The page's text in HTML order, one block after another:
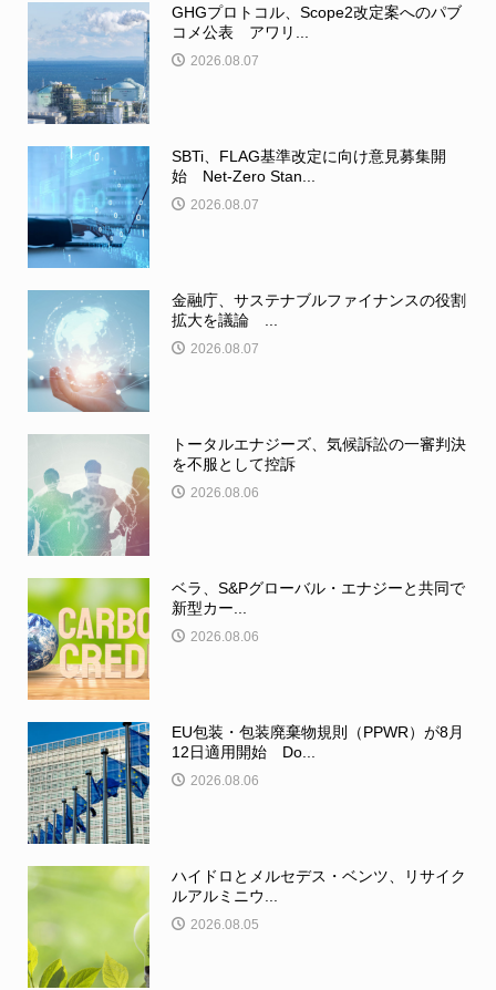
GHGプロトコル、Scope2改定案へのパブ
コメ公表 アワリ...
2026.08.07
SBTi、FLAG基準改定に向け意見募集開
始 Net-Zero Stan...
2026.08.07
金融庁、サステナブルファイナンスの役割
拡大を議論 ...
2026.08.07
トータルエナジーズ、気候訴訟の一審判決
を不服として控訴
2026.08.06
ベラ、S&Pグローバル・エナジーと共同で
新型カー...
2026.08.06
EU包装・包装廃棄物規則（PPWR）が8月
12日適用開始 Do...
2026.08.06
ハイドロとメルセデス・ベンツ、リサイク
ルアルミニウ...
2026.08.05